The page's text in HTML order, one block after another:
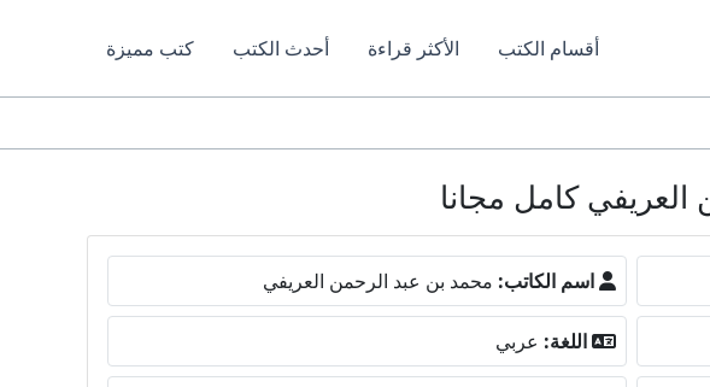
أقسام الكتب الأكثر قراءة أحدث الكتب كتب مميزة
اسم الكاتب: محمد بن عبد الرحمن العريفي
اللغة: عربي